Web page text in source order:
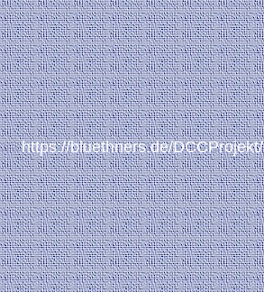
https://bluethners.de/DCCProjekt/